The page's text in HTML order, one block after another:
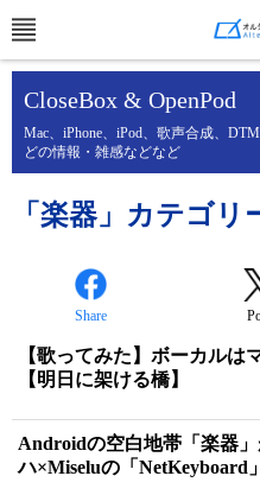
CloseBox & OpenPod
Mac、iPhone、iPod、歌声合成、
どの情報・雑感などなど
「楽器」カテゴリ
Share
【歌ってみた】ボーカルは
【明日に架ける橋】
Androidの空白地帯「楽器
ハ×Miseluの「NetKeyboard